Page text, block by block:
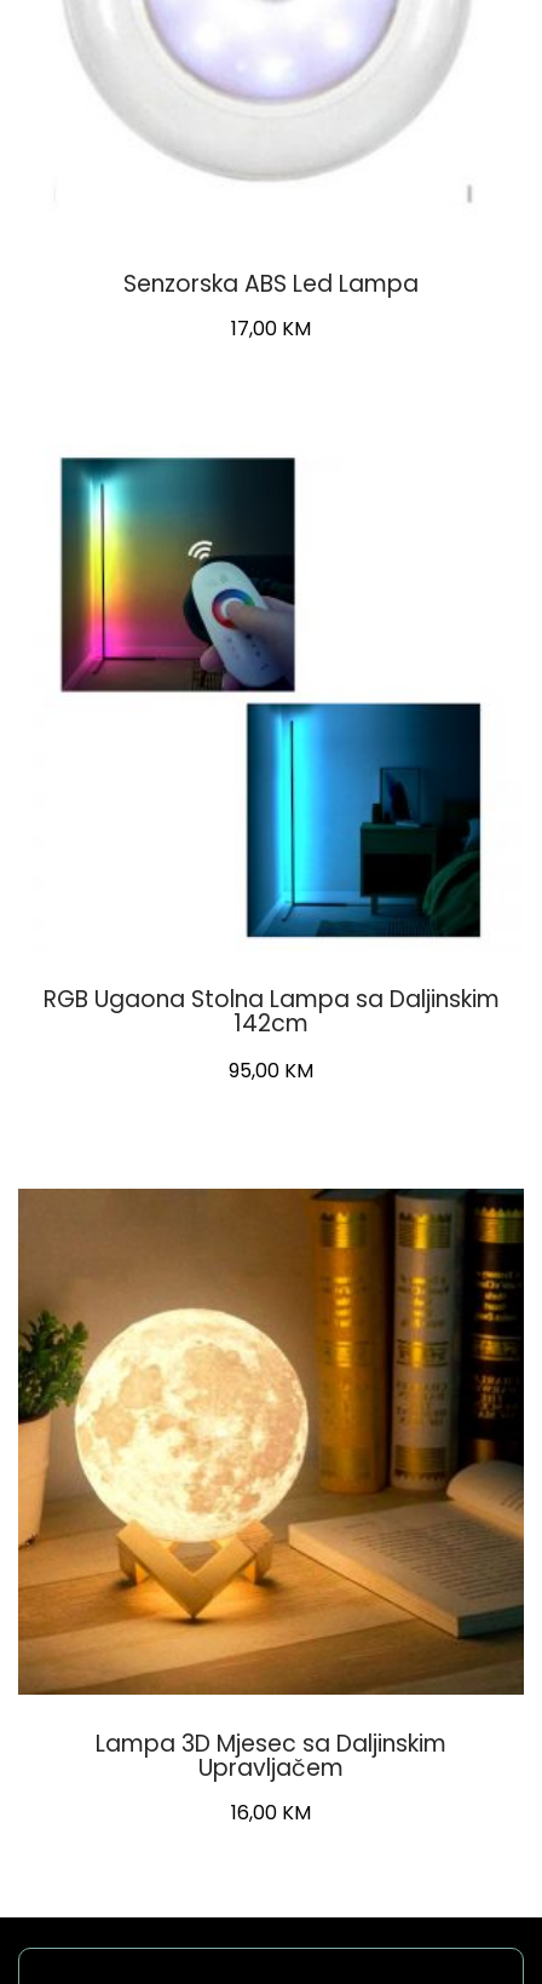
Senzorska ABS Led Lampa
17,00 KM
RGB Ugaona Stolna Lampa sa Daljinskim
142cm
Original
95,00 KM
Lampa 3D Mjesec sa Daljinskim
Upravljačem
16,00 KM